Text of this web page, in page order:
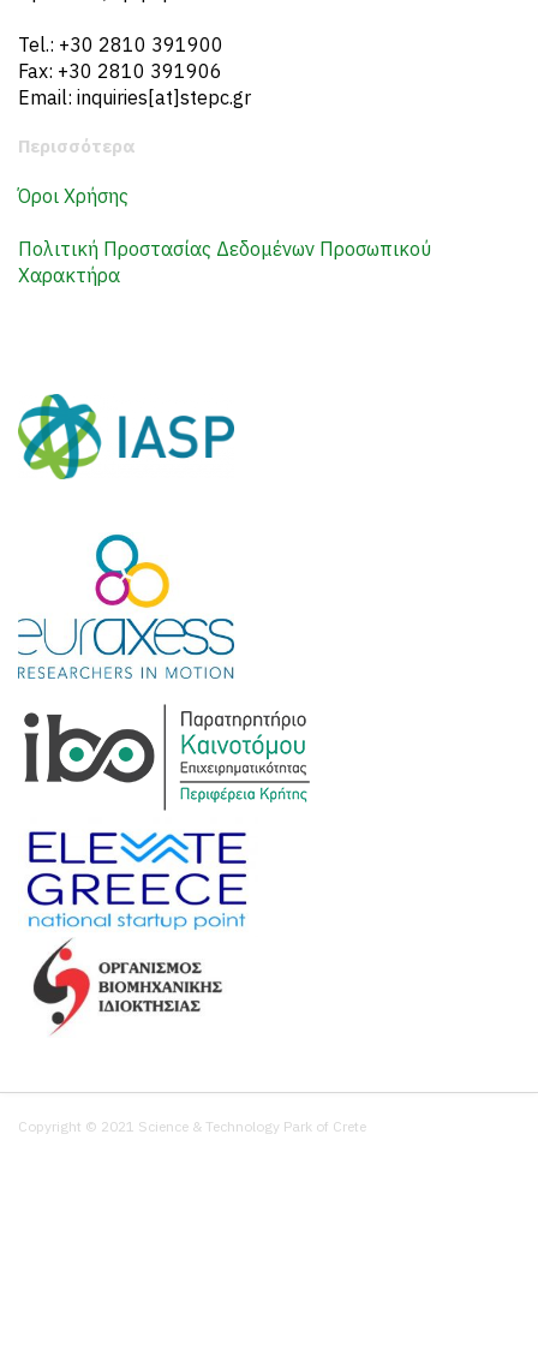
Tel.: +30 2810 391900
Fax: +30 2810 391906
Email: inquiries[at]stepc.gr
Περισσότερα
Όροι Χρήσης
Πολιτική Προστασίας Δεδομένων Προσωπικού
Χαρακτήρα
Copyright © 2021 Science & Technology Park of Crete